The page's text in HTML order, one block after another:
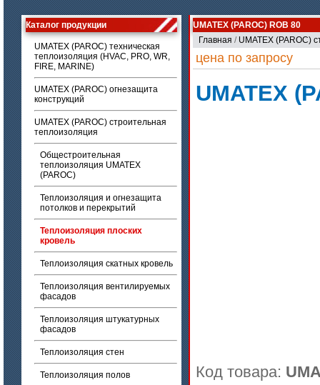
Каталог продукции
UMATEX (PAROC) техническая
теплоизоляция (HVAC, PRO, WR,
FIRE, MARINE)
UMATEX (PAROC) огнезащита
конструкций
UMATEX (PAROC) строительная
теплоизоляция
Общестроительная
теплоизоляция UMATEX
(PAROC)
Теплоизоляция и огнезащита
потолков и перекрытий
Теплоизоляция плоских
кровель
Теплоизоляция скатных кровель
Теплоизоляция вентилируемых
фасадов
Теплоизоляция штукатурных
фасадов
Теплоизоляция стен
Теплоизоляция полов
UMATEX (PAROC) ROB 80
Главная / UMATEX (PAROC)
цена по запросу
UMATEX
Код товара: